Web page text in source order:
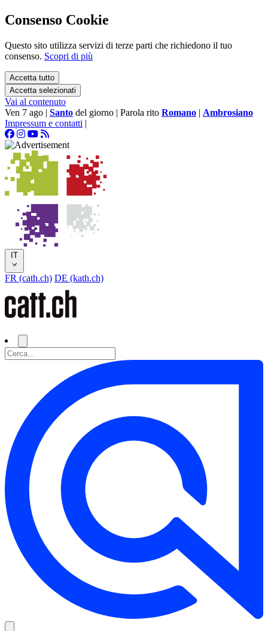
Consenso Cookie
Questo sito utilizza servizi di terze parti che richiedono il tuo
consenso. Scopri di più
Accetta tutto
Accetta selezionati
Vai al contenuto
Ven 7 ago | Santo del giorno | Parola rito Romano | Ambrosiano
Impressum e contatti |
IT
FR (cath.ch) DE (kath.ch)